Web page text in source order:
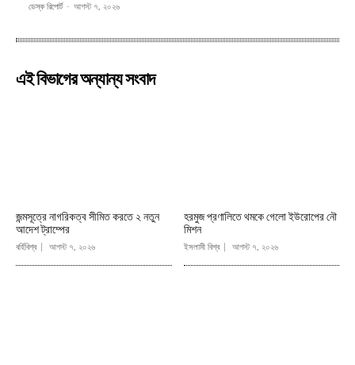
ডেস্ক রিপোর্ট - আগস্ট ৭, ২০২৬
এই বিভাগের অন্যান্য সংবাদ
জন্মসূত্রে নাগরিকত্ব সীমিত করতে ২ নতুন
আদেশ ট্রাম্পের
বর্হিবিশ্ব আগস্ট ৭, ২০২৬
হরমুজ প্রণালিতে থমকে গেলো ইউরোপের নৌ
মিশন
ইসলামী বিশ্ব আগস্ট ৭, ২০২৬